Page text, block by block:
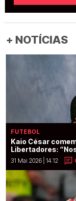
+ NOTÍCIAS
FUTEBOL
Kaio César
Libertadores:
31 Mai 2026 | 14:12